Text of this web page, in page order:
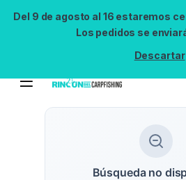
Del 9 de agosto al 16 estaremos
Los pedidos se
Descartar
Búsqueda no